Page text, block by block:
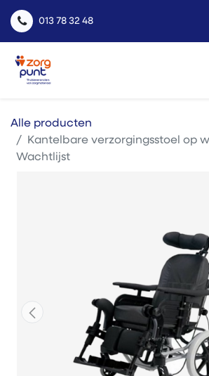
013 78 32 48
Alle producten
Kantelbare verzorgingsstoel op
Wachtlijst